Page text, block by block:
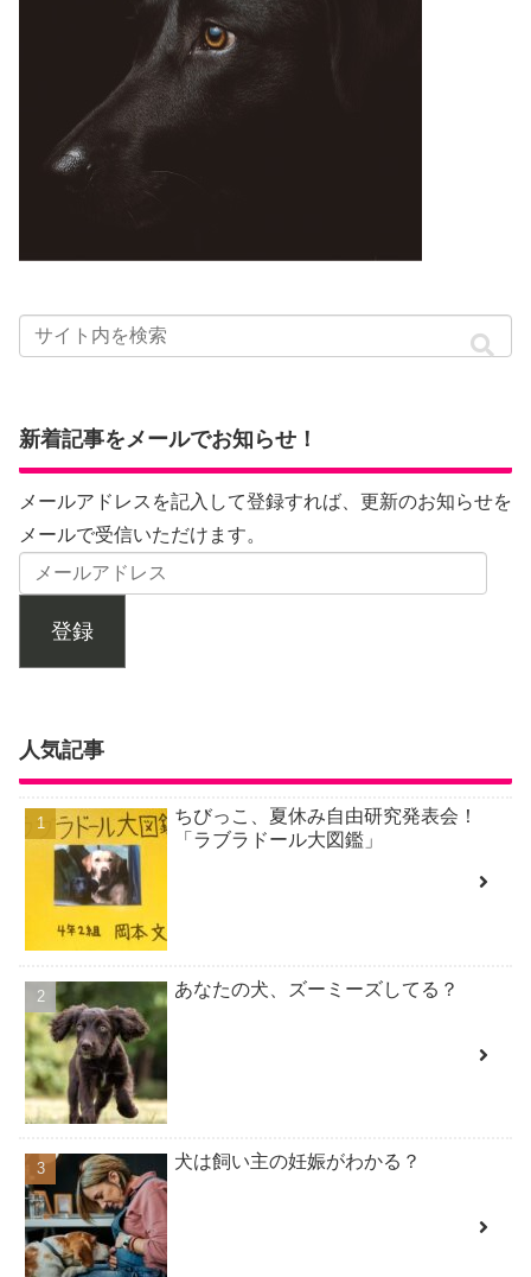
新着記事をメールでお知らせ！
メールアドレスを記入して登録すれば、更新のお知らせを
メールで受信いただけます。
登録
人気記事
ちびっこ、夏休み自由研究発表会！
「ラブラドール大図鑑」
あなたの犬、ズーミーズしてる？
犬は飼い主の妊娠がわかる？